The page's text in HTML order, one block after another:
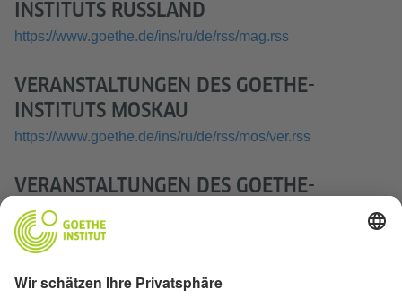
INSTITUTS RUSSLAND
https://www.goethe.de/ins/ru/de/rss/mag.rss
VERANSTALTUNGEN DES GOETHE-
INSTITUTS MOSKAU
https://www.goethe.de/ins/ru/de/rss/mos/ver.rss
VERANSTALTUNGEN DES GOETHE-
INSTITUTS ST. PETERSBURG
https://www.goethe.de/ins/ru/de/rss/pet/ver.rss
VERANSTALTUNGEN DES GOETHE-